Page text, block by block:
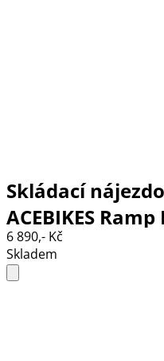
Skládací
ACEBIKES Ramp
6 890,- Kč
Skladem